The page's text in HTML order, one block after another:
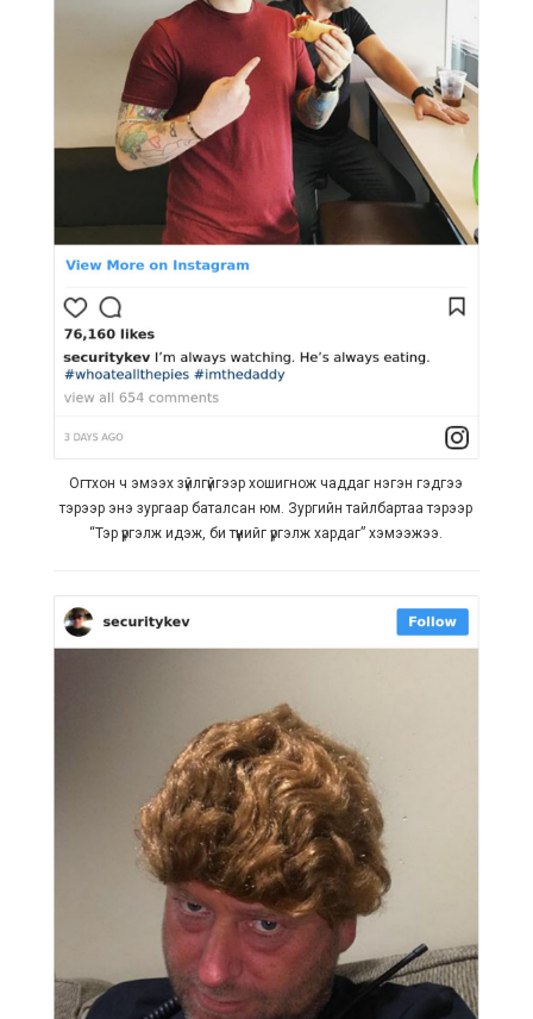
Огтхон ч эмээх зүйлгүйгээр хошигнож чаддаг нэгэн гэдгээ
тэрээр энэ зургаар баталсан юм. Зургийн тайлбартаа тэрээр
“Тэр үргэлж идэж, би түүнийг үргэлж хардаг” хэмээжээ.